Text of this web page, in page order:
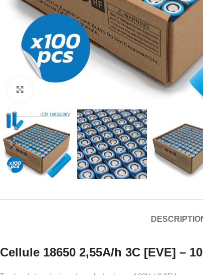
Cellule 18650 2,55A/h 3C [EVE] –